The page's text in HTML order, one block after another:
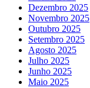
Dezembro 2025
Novembro 2025
Outubro 2025
Setembro 2025
Agosto 2025
Julho 2025
Junho 2025
Maio 2025